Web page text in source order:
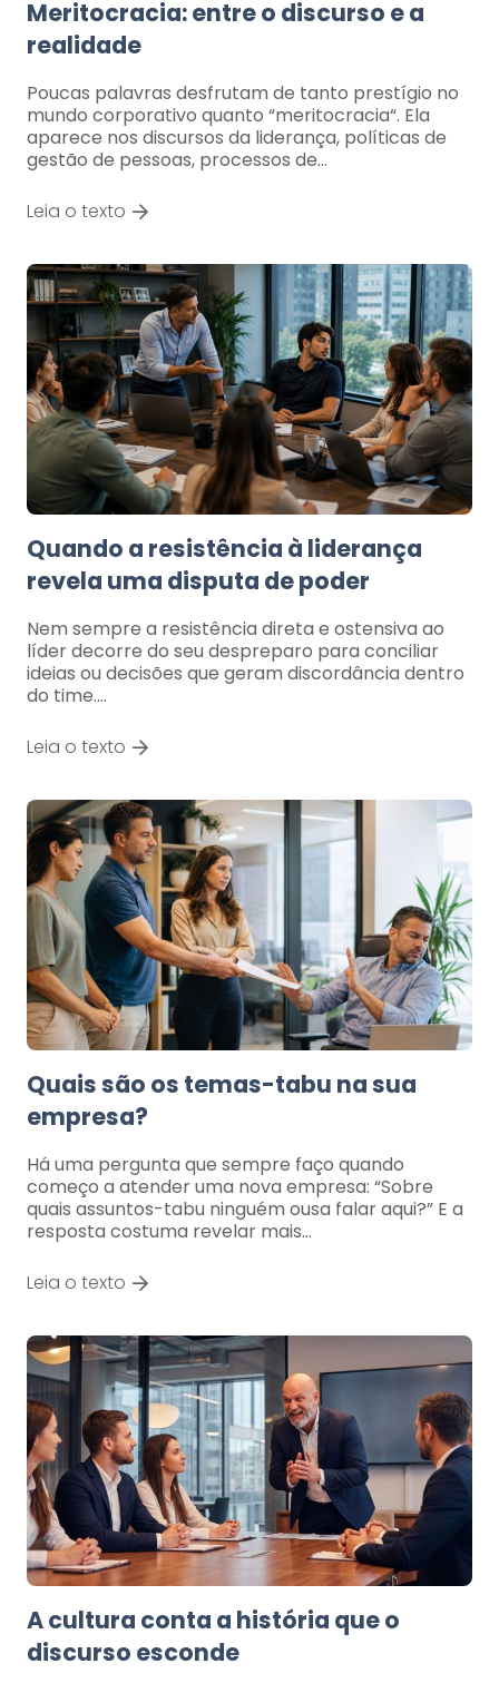
Meritocracia: entre o discurso e a
realidade
Poucas palavras desfrutam de tanto prestígio no
mundo corporativo quanto “meritocracia“. Ela
aparece nos discursos da liderança, políticas de
gestão de pessoas, processos de…
Leia o texto
Quando a resistência à liderança
revela uma disputa de poder
Nem sempre a resistência direta e ostensiva ao
líder decorre do seu despreparo para conciliar
ideias ou decisões que geram discordância dentro
do time.…
Leia o texto
Quais são os temas-tabu na sua
empresa?
Há uma pergunta que sempre faço quando
começo a atender uma nova empresa: “Sobre
quais assuntos-tabu ninguém ousa falar aqui?” E a
resposta costuma revelar mais…
Leia o texto
A cultura conta a história que o
discurso esconde